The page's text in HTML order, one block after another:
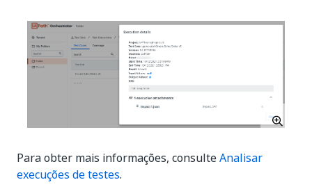
Para obter mais informações, consulteAnalisar
execuções de testes.